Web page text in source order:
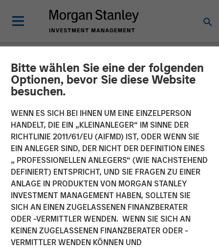
Bitte wählen Sie eine der folgenden
Optionen, bevor Sie diese Website
besuchen.
WENN ES SICH BEI IHNEN UM EINE EINZELPERSON
HANDELT, DIE EIN „KLEINANLEGER“ IM SINNE DER
RICHTLINIE 2011/61/EU (AIFMD) IST, ODER WENN SIE
EIN ANLEGER SIND, DER NICHT DER DEFINITION EINES
„ PROFESSIONELLEN ANLEGERS“ (WIE NACHSTEHEND
DEFINIERT) ENTSPRICHT, UND SIE FRAGEN ZU EINER
ANLAGE IN PRODUKTEN VON MORGAN STANLEY
INVESTMENT MANAGEMENT HABEN, SOLLTEN SIE
SICH AN EINEN ZUGELASSENEN FINANZBERATER
ODER -VERMITTLER WENDEN. WENN SIE SICH AN
KEINEN ZUGELASSENEN FINANZBERATER ODER -
VERMITTLER WENDEN KÖNNEN UND
NEWSROOM
Morgan Stanley Real Estate
Investing Acquires Mission-
Critical Defense
Manufacturing Facility in
Greater Boston
11 JUNI 2026